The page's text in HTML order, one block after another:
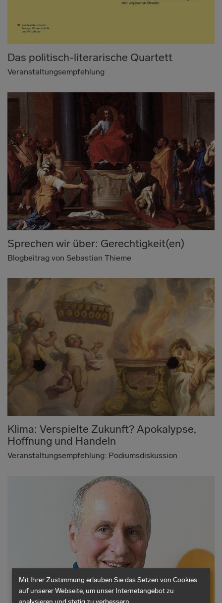
Das politisch-literarische Quartett
Veranstaltungsempfehlung
Sprechen wir über: Gerechtigkeit(en)
Blogbeitrag von Sebastian Thieme
Klima: Verspielte Zukunft? Apokalypse,
Hoffnung und Handeln
Veranstaltungsempfehlung: Podiumsdiskussion
Mit Ihrer Zustimmung erlauben Sie das Setzen von Cookies
auf unserer Webseite, um unser Internetangebot zu